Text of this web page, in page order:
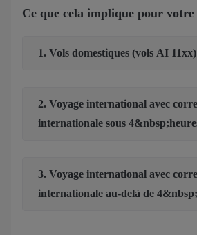
Ce que cela implique pour votre
1. Vols domestiques (vols AI 11xx)
2. Voyage international avec
internationale sous
3. Voyage international avec
internationale au-delà de